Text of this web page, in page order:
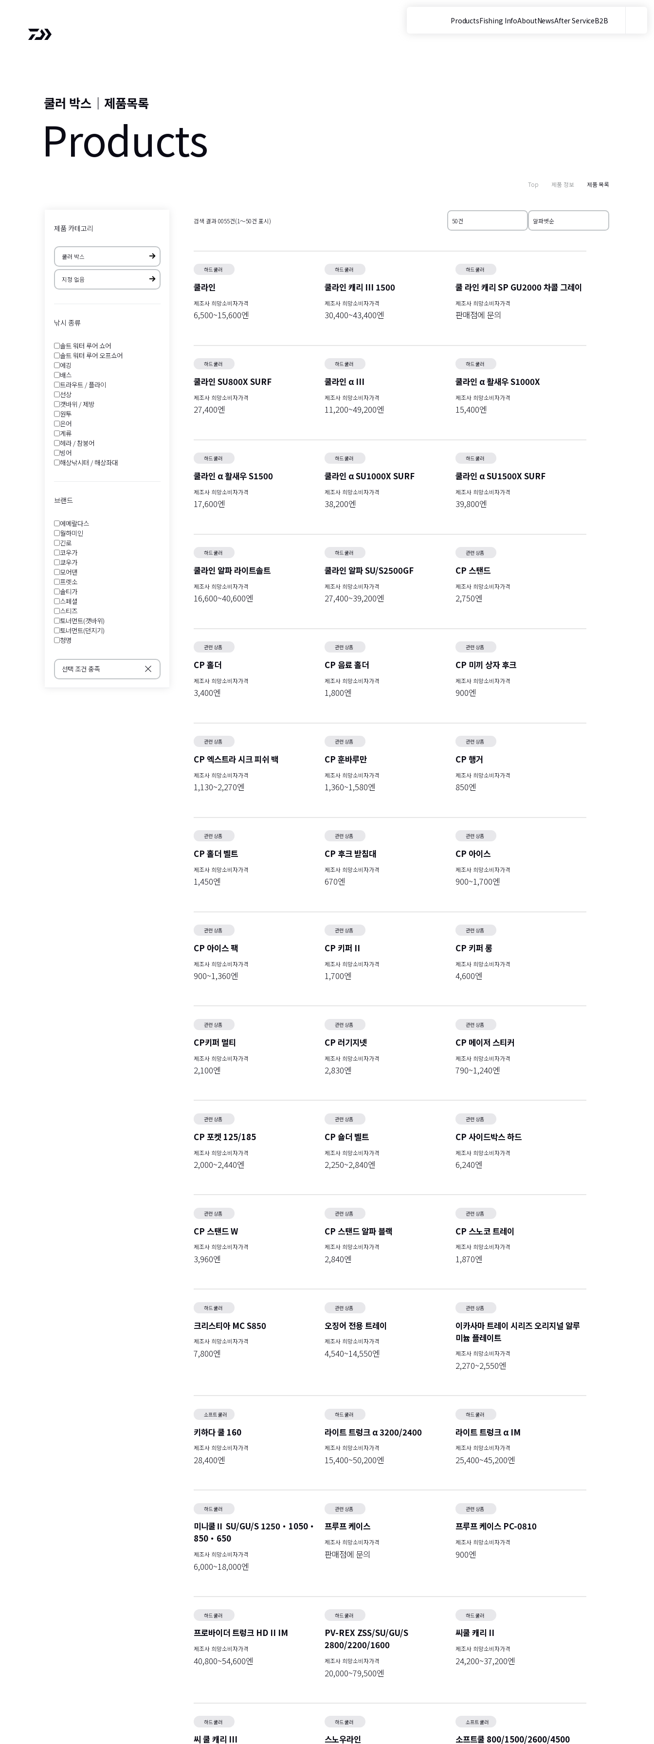
ProductsFishing InfoAboutNewsAfter ServiceB2B
사이트 내 검색
쿨러 박스 ｜ 제품목록
Products
Top 제품 정보 제품 목록
제품 카테고리
낚시 종류
솔트 워터 루어 쇼어
솔트 워터 루어 오프쇼어
에깅
배스
트라우트 / 플라이
선상
갯바위 / 제방
원투
은어
계류
헤라 / 참붕어
빙어
해상낚시터 / 해상좌대
브랜드
에메랄다스
월하미인
긴로
코우가
쿄우가
모어댄
프렛소
솔티가
스페셜
스티즈
토너먼트(갯바위)
토너먼트(던지기)
청명
선택 조건 충족
검색 결과0055건(1～50건 표시)
하드 쿨러
쿨라인
제조사 희망소비자가격
6,500~15,600엔
하드 쿨러
쿨라인 캐리 III 1500
제조사 희망소비자가격
30,400~43,400엔
하드 쿨러
쿨 라인 캐리 SP GU2000 차콜 그레이
제조사 희망소비자가격
판매점에 문의
하드 쿨러
쿨라인 SU800X SURF
제조사 희망소비자가격
27,400엔
하드 쿨러
쿨라인 α III
제조사 희망소비자가격
11,200~49,200엔
하드 쿨러
쿨라인 α 활새우 S1000X
제조사 희망소비자가격
15,400엔
하드 쿨러
쿨라인 α 활새우 S1500
제조사 희망소비자가격
17,600엔
하드 쿨러
쿨라인 α SU1000X SURF
제조사 희망소비자가격
38,200엔
하드 쿨러
쿨라인 α SU1500X SURF
제조사 희망소비자가격
39,800엔
하드 쿨러
쿨라인 알파 라이트솔트
제조사 희망소비자가격
16,600~40,600엔
하드 쿨러
쿨라인 알파 SU/S2500GF
제조사 희망소비자가격
27,400~39,200엔
관련 상품
CP 스탠드
제조사 희망소비자가격
2,750엔
관련 상품
CP 홀더
제조사 희망소비자가격
3,400엔
관련 상품
CP 음료 홀더
제조사 희망소비자가격
1,800엔
관련 상품
CP 미끼 상자 후크
제조사 희망소비자가격
900엔
관련 상품
CP 엑스트라 시크 피쉬 백
제조사 희망소비자가격
1,130~2,270엔
관련 상품
CP 훈바루만
제조사 희망소비자가격
1,360~1,580엔
관련 상품
CP 행거
제조사 희망소비자가격
850엔
관련 상품
CP 홀더 벨트
제조사 희망소비자가격
1,450엔
관련 상품
CP 후크 받침대
제조사 희망소비자가격
670엔
관련 상품
CP 아이스
제조사 희망소비자가격
900~1,700엔
관련 상품
CP 아이스 팩
제조사 희망소비자가격
900~1,360엔
관련 상품
CP 키퍼 II
제조사 희망소비자가격
1,700엔
관련 상품
CP 키퍼 롱
제조사 희망소비자가격
4,600엔
관련 상품
CP키퍼 멀티
제조사 희망소비자가격
2,100엔
관련 상품
CP 러기지넷
제조사 희망소비자가격
2,830엔
관련 상품
CP 메이저 스티커
제조사 희망소비자가격
790~1,240엔
관련 상품
CP 포켓 125/185
제조사 희망소비자가격
2,000~2,440엔
관련 상품
CP 숄더 벨트
제조사 희망소비자가격
2,250~2,840엔
관련 상품
CP 사이드박스 하드
제조사 희망소비자가격
6,240엔
관련 상품
CP 스탠드 W
제조사 희망소비자가격
3,960엔
관련 상품
CP 스탠드 알파 블랙
제조사 희망소비자가격
2,840엔
관련 상품
CP 스노코 트레이
제조사 희망소비자가격
1,870엔
하드 쿨러
크리스티아 MC S850
제조사 희망소비자가격
7,800엔
관련 상품
오징어 전용 트레이
제조사 희망소비자가격
4,540~14,550엔
관련 상품
이카사마 트레이 시리즈 오리지널 알루
미늄 플레이트
제조사 희망소비자가격
2,270~2,550엔
소프트 쿨러
키하다 쿨 160
제조사 희망소비자가격
28,400엔
하드 쿨러
라이트 트렁크 α 3200/2400
제조사 희망소비자가격
15,400~50,200엔
하드 쿨러
라이트 트렁크 α IM
제조사 희망소비자가격
25,400~45,200엔
하드 쿨러
미니쿨Ⅱ SU/GU/S 1250・1050・
850・650
제조사 희망소비자가격
6,000~18,000엔
관련 상품
프루프 케이스
제조사 희망소비자가격
판매점에 문의
관련 상품
프루프 케이스 PC-0810
제조사 희망소비자가격
900엔
하드 쿨러
프로바이더 트렁크 HD II IM
제조사 희망소비자가격
40,800~54,600엔
하드 쿨러
PV-REX ZSS/SU/GU/S
2800/2200/1600
제조사 희망소비자가격
20,000~79,500엔
하드 쿨러
씨쿨 캐리 II
제조사 희망소비자가격
24,200~37,200엔
하드 쿨러
씨 쿨 캐리 III
하드 쿨러
스노우라인
소프트 쿨러
소프트쿨 800/1500/2600/4500